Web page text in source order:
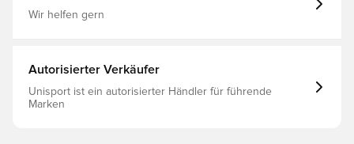
Wir helfen gern
Autorisierter Verkäufer
Unisport ist ein autorisierter Händler für führende
Marken